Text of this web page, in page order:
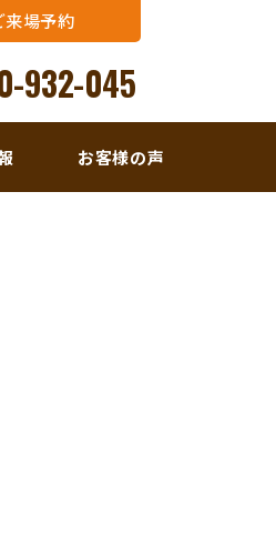
来場予約
932-045
お客様の声